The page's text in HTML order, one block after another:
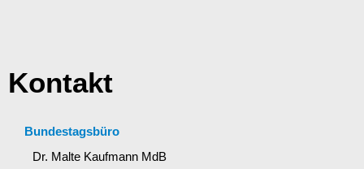
Kontakt
Bundestagsbüro
Dr. Malte Kaufmann MdB